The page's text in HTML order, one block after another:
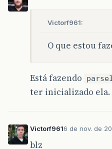
Victorf961:
O que estou
Está fazendo
ter inicializado ela.
Victorf9616 de nov. de
blz